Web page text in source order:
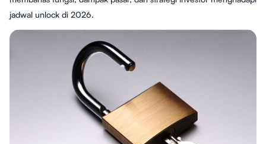
jadwal unlock di 2026.